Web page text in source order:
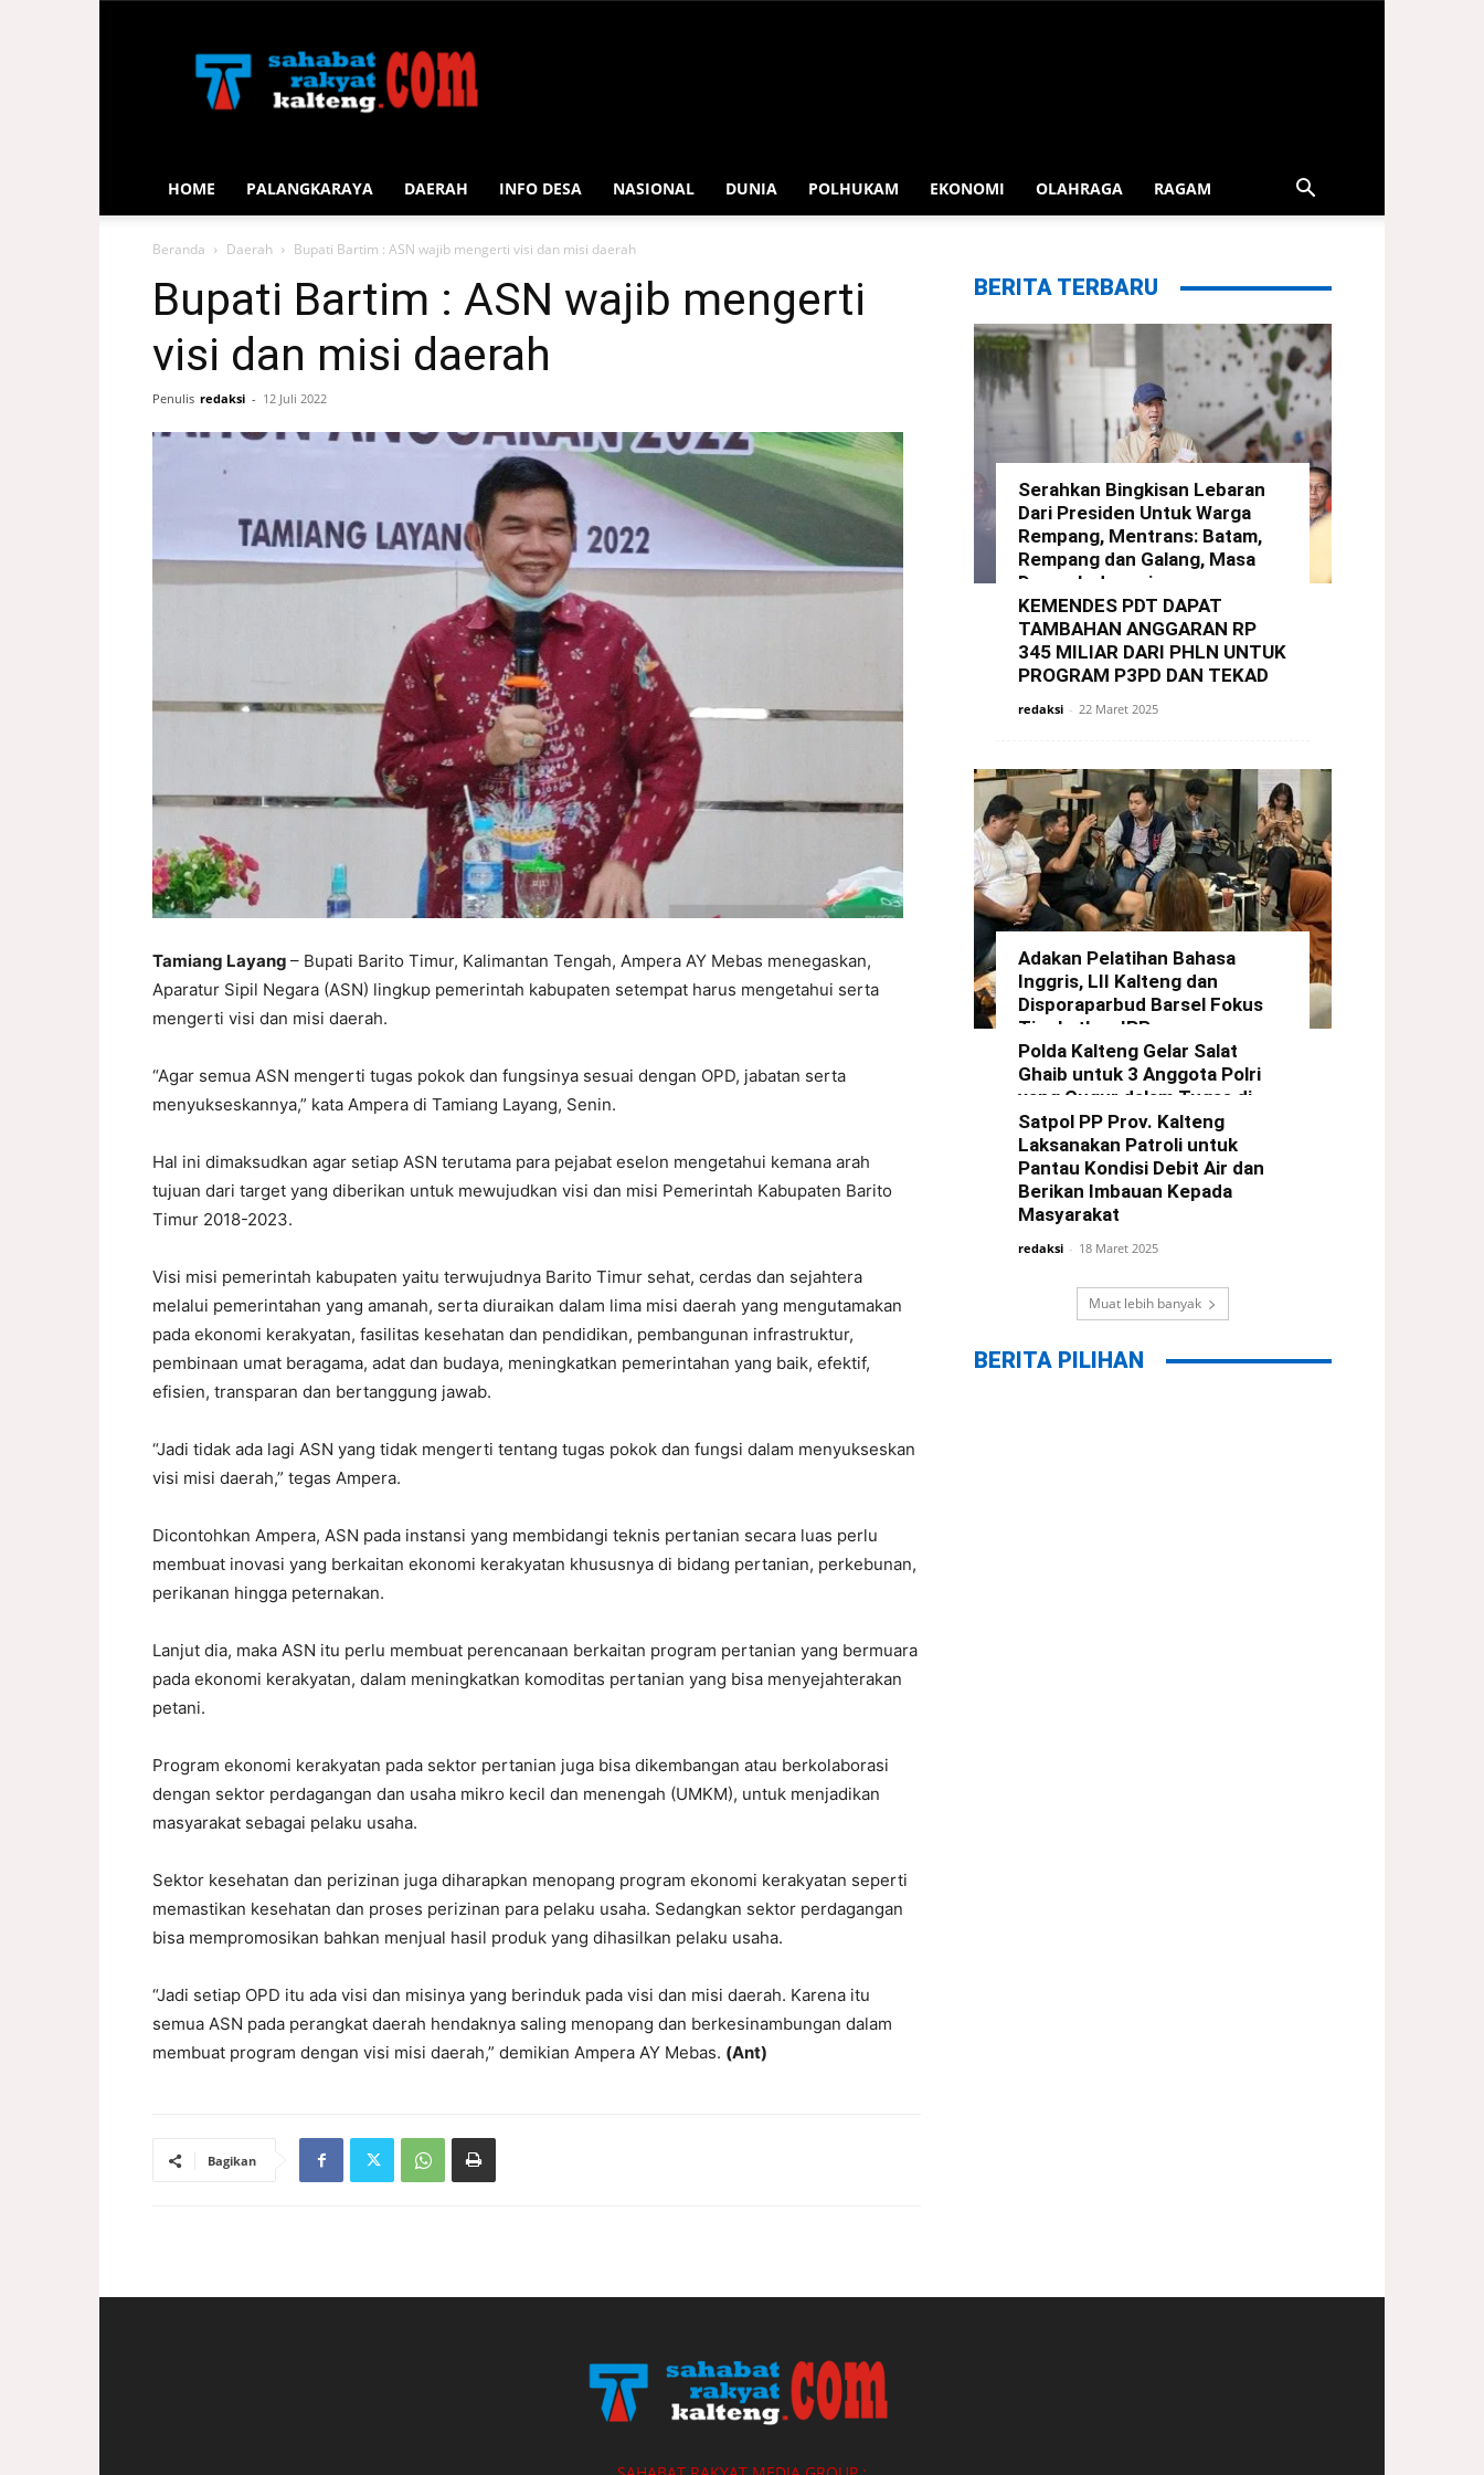
Rakyat
Kalteng
HOME PALANGKARAYA DAERAH INFO DESA NASIONAL DUNIA POLHUKAM EKONOMI OLAHRAGA RAGAM
Beranda Daerah Bupati Bartim : ASN wajib mengerti visi dan misi daerah
Bupati Bartim : ASN wajib mengerti
visi dan misi daerah
Penulis redaksi - 12 Juli 2022
Tamiang Layang – Bupati Barito Timur, Kalimantan Tengah, Ampera AY Mebas menegaskan,
Aparatur Sipil Negara (ASN) lingkup pemerintah kabupaten setempat harus mengetahui serta
mengerti visi dan misi daerah.
“Agar semua ASN mengerti tugas pokok dan fungsinya sesuai dengan OPD, jabatan serta
menyukseskannya,” kata Ampera di Tamiang Layang, Senin.
Hal ini dimaksudkan agar setiap ASN terutama para pejabat eselon mengetahui kemana arah
tujuan dari target yang diberikan untuk mewujudkan visi dan misi Pemerintah Kabupaten Barito
Timur 2018-2023.
Visi misi pemerintah kabupaten yaitu terwujudnya Barito Timur sehat, cerdas dan sejahtera
melalui pemerintahan yang amanah, serta diuraikan dalam lima misi daerah yang mengutamakan
pada ekonomi kerakyatan, fasilitas kesehatan dan pendidikan, pembangunan infrastruktur,
pembinaan umat beragama, adat dan budaya, meningkatkan pemerintahan yang baik, efektif,
efisien, transparan dan bertanggung jawab.
“Jadi tidak ada lagi ASN yang tidak mengerti tentang tugas pokok dan fungsi dalam menyukseskan
visi misi daerah,” tegas Ampera.
Dicontohkan Ampera, ASN pada instansi yang membidangi teknis pertanian secara luas perlu
membuat inovasi yang berkaitan ekonomi kerakyatan khususnya di bidang pertanian, perkebunan,
perikanan hingga peternakan.
Lanjut dia, maka ASN itu perlu membuat perencanaan berkaitan program pertanian yang bermuara
pada ekonomi kerakyatan, dalam meningkatkan komoditas pertanian yang bisa menyejahterakan
petani.
Program ekonomi kerakyatan pada sektor pertanian juga bisa dikembangan atau berkolaborasi
dengan sektor perdagangan dan usaha mikro kecil dan menengah (UMKM), untuk menjadikan
masyarakat sebagai pelaku usaha.
Sektor kesehatan dan perizinan juga diharapkan menopang program ekonomi kerakyatan seperti
memastikan kesehatan dan proses perizinan para pelaku usaha. Sedangkan sektor perdagangan
bisa mempromosikan bahkan menjual hasil produk yang dihasilkan pelaku usaha.
“Jadi setiap OPD itu ada visi dan misinya yang berinduk pada visi dan misi daerah. Karena itu
semua ASN pada perangkat daerah hendaknya saling menopang dan berkesinambungan dalam
membuat program dengan visi misi daerah,” demikian Ampera AY Mebas. (Ant)
Bagikan
BERITA TERBARU
Serahkan Bingkisan Lebaran
Dari Presiden Untuk Warga
Rempang, Mentrans: Batam,
Rempang dan Galang, Masa
Depan Indonesia
redaksi - 29 Maret 2025
KEMENDES PDT DAPAT
TAMBAHAN ANGGARAN RP
345 MILIAR DARI PHLN UNTUK
PROGRAM P3PD DAN TEKAD
redaksi - 22 Maret 2025
Adakan Pelatihan Bahasa
Inggris, LII Kalteng dan
Disporaparbud Barsel Fokus
Tingkatkan IPP
redaksi - 21 Maret 2025
Polda Kalteng Gelar Salat
Ghaib untuk 3 Anggota Polri
yang Gugur dalam Tugas di
Way Kanan Lampung
redaksi - 19 Maret 2025
Satpol PP Prov. Kalteng
Laksanakan Patroli untuk
Pantau Kondisi Debit Air dan
Berikan Imbauan Kepada
Masyarakat
redaksi - 18 Maret 2025
Muat lebih banyak
BERITA PILIHAN